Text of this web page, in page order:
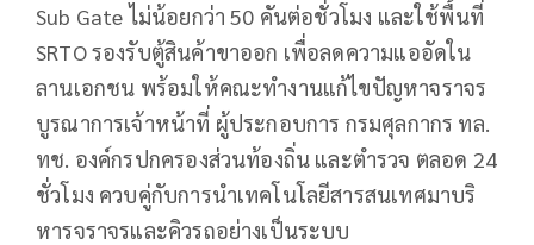
Sub Gate ไม่น้อยกว่า 50 คันต่อชั่วโมง และใช้พื้นที่
SRTO รองรับตู้สินค้าขาออก เพื่อลดความแออัดใน
ลานเอกชน พร้อมให้คณะทำงานแก้ไขปัญหาจราจร
บูรณาการเจ้าหน้าที่ ผู้ประกอบการ กรมศุลกากร ทล.
ทช. องค์กรปกครองส่วนท้องถิ่น และตำรวจ ตลอด 24
ชั่วโมง ควบคู่กับการนำเทคโนโลยีสารสนเทศมาบริ
หารจราจรและคิวรถอย่างเป็นระบบ